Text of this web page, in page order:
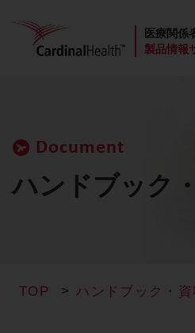
医療関係
製品情報
Document
ハンドブック
TOP ハンドブック・資